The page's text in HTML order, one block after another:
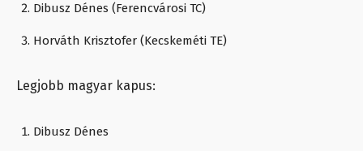
Dibusz Dénes (Ferencvárosi TC)
Horváth Krisztofer (Kecskeméti TE)
Legjobb magyar kapus:
Dibusz Dénes